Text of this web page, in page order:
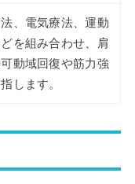
、電気療法、運動
を組み合わせ、肩
動域回復や筋力強
します。